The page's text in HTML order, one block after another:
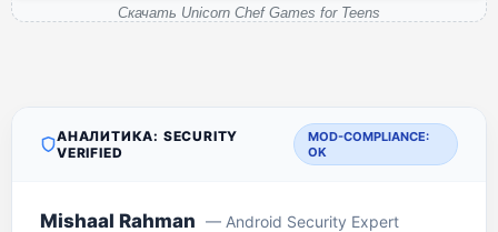
Скачать Unicorn Chef Games for Teens
АНАЛИТИКА: SECURITY
VERIFIED
MOD-COMPLIANCE:
OK
Mishaal Rahman — Android Security Expert